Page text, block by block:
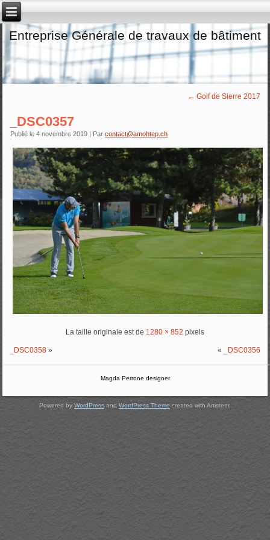
Entreprise Générale de travaux de bâtiment
← Golf de Sierre 2017
_DSC0357
Publié le 4 novembre 2019 | Par contact@amohtep.ch
La taille originale est de 1280 × 852 pixels
_DSC0358 » « _DSC0356
Magda Perrone designer
Powered by WordPress and WordPress Theme created with Artisteer.